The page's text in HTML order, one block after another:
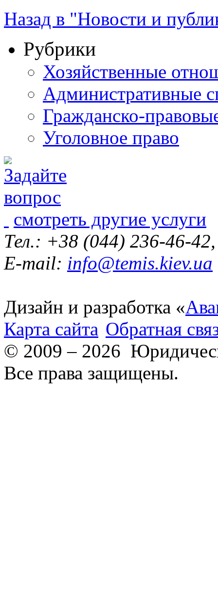
Назад в "Новости и
Рубрики
Хозяйственные
Административные
Гражданско-
Уголовное право
смотреть другие услуги
Тел.: +38 (044) 236-46-
E-mail: info@temis.kiev.ua
Дизайн и разработка «
Карта сайта Обратная
© 2009 – 2026
Все права защищены.